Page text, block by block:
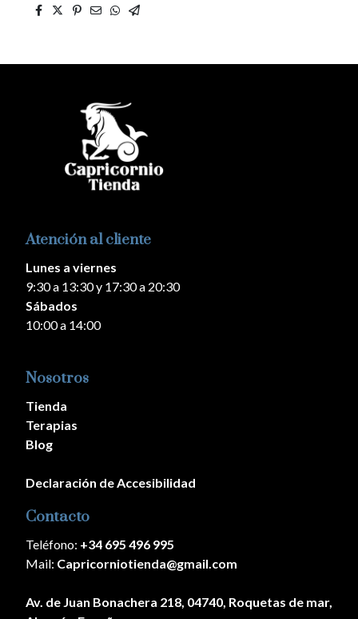
Atención al cliente
Lunes a viernes
9:30 a 13:30 y 17:30 a 20:30
Sábados
10:00 a 14:00
Nosotros
Tienda
Terapias
Blog
Declaración de Accesibilidad
Contacto
Teléfono: +34 695 496 995
Mail: Capricorniotienda@gmail.com
Av. de Juan Bonachera 218, 04740, Roquetas de mar,